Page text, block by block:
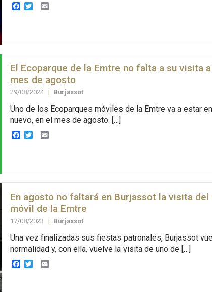
Facebook
TwitterEmail
El Ecoparque de la Emtre no falta a su visita
mes de agosto
29/08/2024 | Burjassot
Uno de los Ecoparques móviles de la Emtre va a estar
nuevo, en el mes de agosto. […]
Facebook
TwitterEmail
En agosto no faltará en Burjassot la visita del
móvil de la Emtre
17/08/2023 | Burjassot
Una vez finalizadas sus fiestas patronales, Burjassot
normalidad y, con ella, vuelve la visita de uno de […]
Facebook
TwitterEmail